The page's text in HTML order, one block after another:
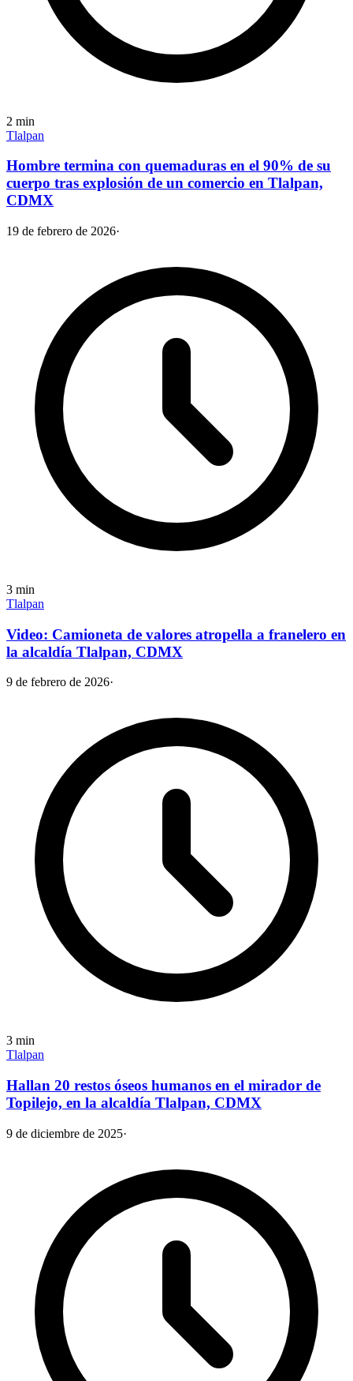
2 min
Tlalpan
Hombre termina con quemaduras en el 90% de su
cuerpo tras explosión de un comercio en Tlalpan,
CDMX
19 de febrero de 2026·
3 min
Tlalpan
Video: Camioneta de valores atropella a franelero en
la alcaldía Tlalpan, CDMX
9 de febrero de 2026·
3 min
Tlalpan
Hallan 20 restos óseos humanos en el mirador de
Topilejo, en la alcaldía Tlalpan, CDMX
9 de diciembre de 2025·